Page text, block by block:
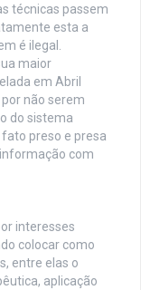
técnicas passem
esta a
é ilegal.
maior
em Abril
não serem
do sistema
preso e presa
com
interesses
colocar como
entre elas o
aplicação